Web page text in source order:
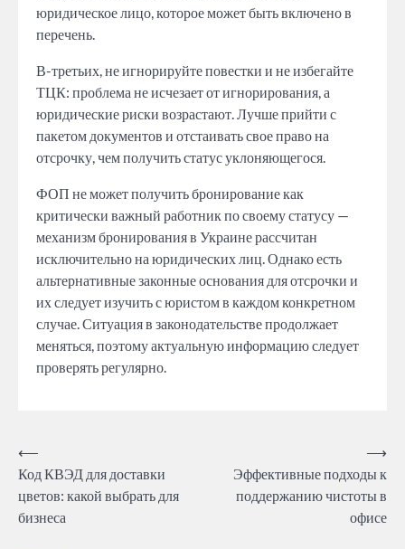
юридическое лицо, которое может быть включено в
перечень.
В-третьих, не игнорируйте повестки и не избегайте
ТЦК: проблема не исчезает от игнорирования, а
юридические риски возрастают. Лучше прийти с
пакетом документов и отстаивать свое право на
отсрочку, чем получить статус уклоняющегося.
ФОП не может получить бронирование как
критически важный работник по своему статусу —
механизм бронирования в Украине рассчитан
исключительно на юридических лиц. Однако есть
альтернативные законные основания для отсрочки и
их следует изучить с юристом в каждом конкретном
случае. Ситуация в законодательстве продолжает
меняться, поэтому актуальную информацию следует
проверять регулярно.
Post
navigation
⟵
Код КВЭД для доставки
цветов: какой выбрать для
бизнеса
Эффективные подходы к
поддержанию чистоты в
офисе
⟶